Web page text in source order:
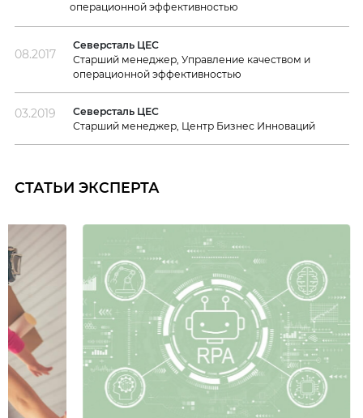
операционной эффективностью
08.2017
Северсталь ЦЕС
Старший менеджер, Управление качеством и
операционной эффективностью
03.2019
Северсталь ЦЕС
Старший менеджер, Центр Бизнес Инноваций
СТАТЬИ ЭКСПЕРТА